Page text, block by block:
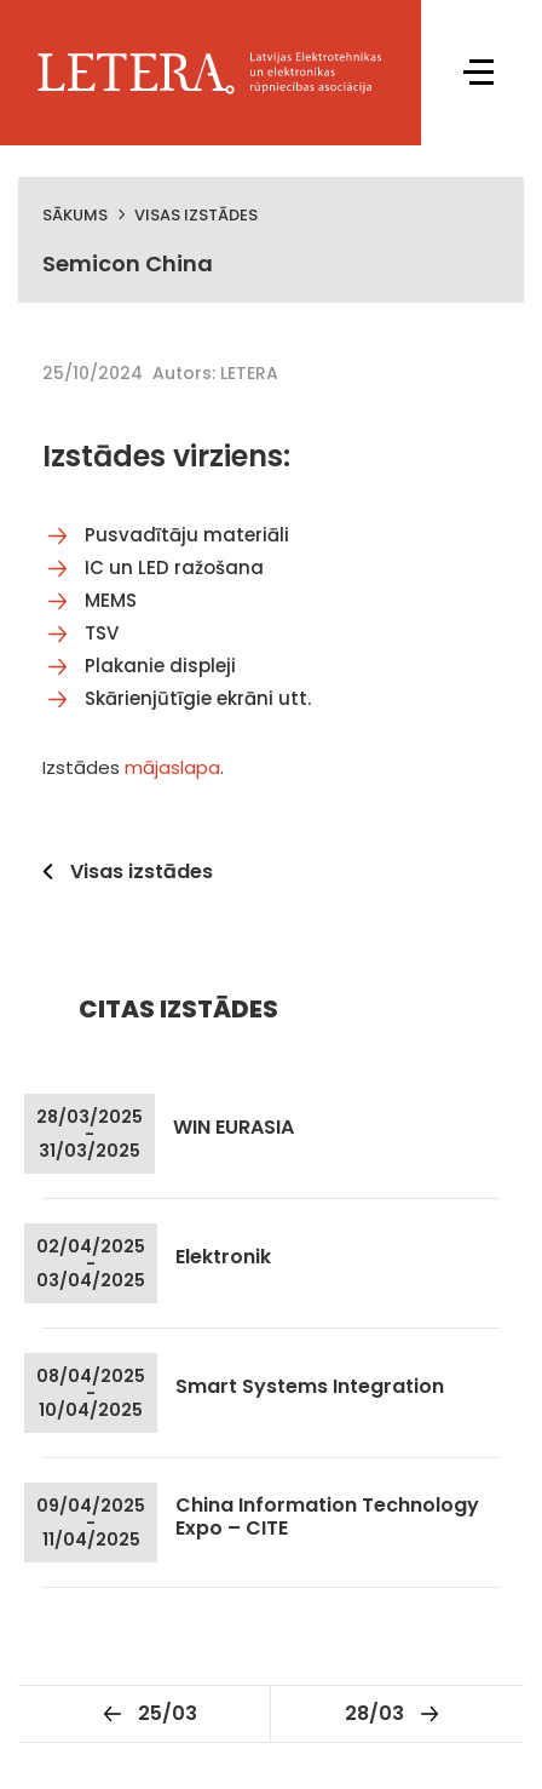
SĀKUMS VISAS IZSTĀDES
Semicon China
25/10/2024 Autors: LETERA
Izstādes virziens:
Pusvadītāju materiāli
IC un LED ražošana
MEMS
TSV
Plakanie displeji
Skārienjūtīgie ekrāni utt.
Izstādes mājaslapa.
Visas izstādes
CITAS IZSTĀDES
28/03/2025
-
31/03/2025
WIN EURASIA
02/04/2025
-
03/04/2025
Elektronik
08/04/2025
-
10/04/2025
Smart Systems Integration
09/04/2025
-
11/04/2025
China Information Technology
Expo – CITE
25/03 28/03